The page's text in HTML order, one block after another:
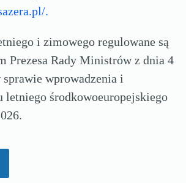
.
i zimowego regulowane są
Prezesa Rady Ministrów z dnia 4
wprowadzenia i
letniego środkowoeuropejskiego